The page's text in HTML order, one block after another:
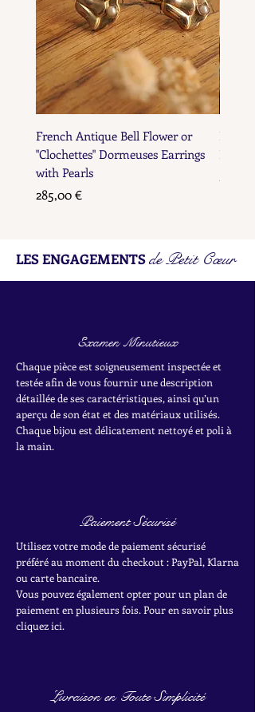
French Antique Bell Flower or
"Clochettes" Dormeuses Earrings
with Pearls
Prix
285,00 €
LES ENGAGEMENTSde Petit Cœur
Examen Minutieux
Chaque pièce est soigneusement inspectée et
testée afin de vous fournir une description
détaillée de ses caractéristiques, ainsi qu’un
aperçu de son état et des matériaux utilisés.
Chaque bijou est délicatement nettoyé et poli à
la main.
Paiement Sécurisé
Utilisez votre mode de paiement sécurisé
préféré au moment du checkout : PayPal, Klarna
ou carte bancaire.
Vous pouvez également opter pour un plan de
paiement en plusieurs fois. Pour en savoir plus
cliquez ici.
Livraison en Toute Simplicité